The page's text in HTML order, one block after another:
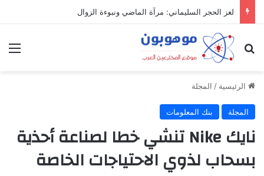
لغز الحجر السليماني: مرآة الماضي ونبوءة الزوال
بحث عن
الرئيسية / المجلة
المجلة بنك المعلومات
نايك Nike تنشي خطا لصناعة أحذية
بسحاب لذوي الاحتياجات الخاصة